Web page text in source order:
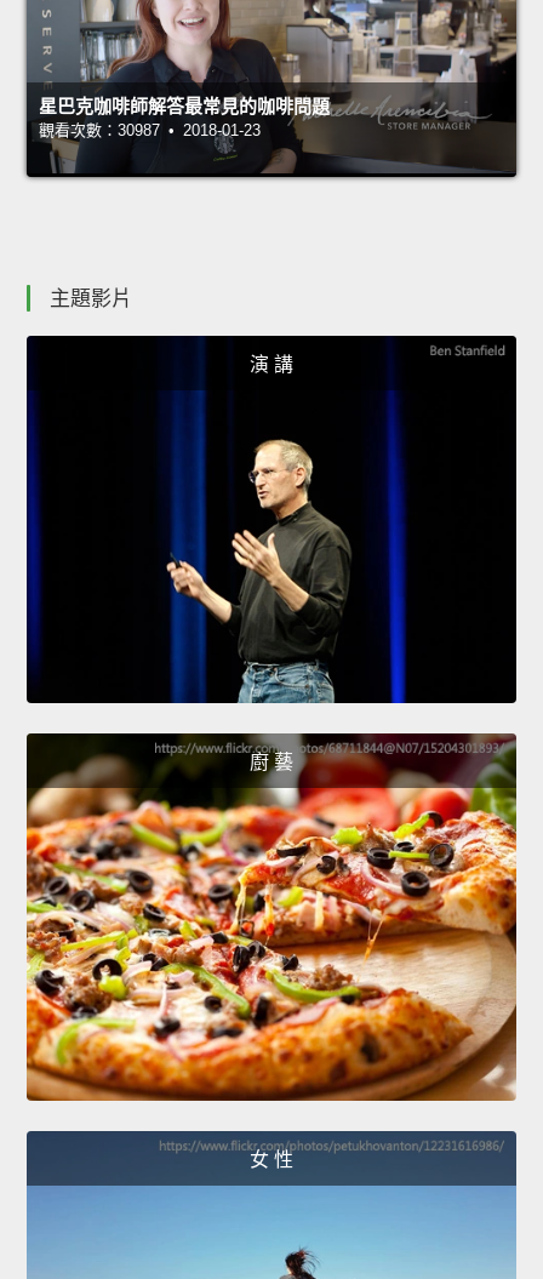
星巴克咖啡師解答最常見的咖啡問題
觀看次數：30987 • 2018-01-23
主題影片
演 講
廚 藝
女 性